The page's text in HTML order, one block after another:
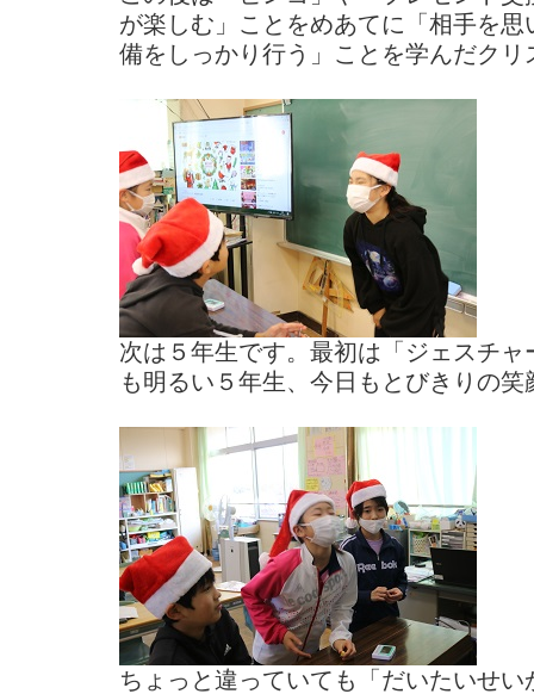
が楽しむ」ことをめあてに「相手を
備をしっかり行う」ことを学んだクリ
次は５年生です。最初は「ジェスチ
も明るい５年生、今日もとびきりの
ちょっと違っていても「だいたいせ